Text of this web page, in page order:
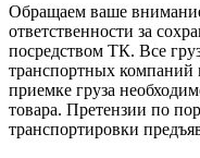
Обращаем ваше
ответственности за
посредством ТК. Все
транспортных компаний
приемке груза
товара. Претензии по
транспортировки